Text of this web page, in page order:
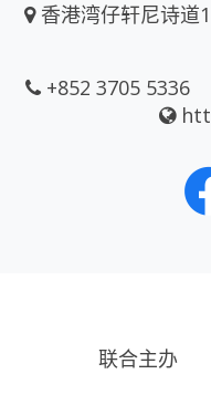
香港湾仔轩尼诗道
+852 3705 5336
联合主办